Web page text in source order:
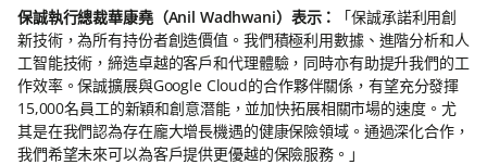
保誠執行總裁華康堯（Anil Wadhwani）表示：
「保誠承諾利用創
新技術，為所有持份者創造價值。我們積極利用數據、進階分析和人
工智能技術，締造卓越的客戶和代理體驗，同時亦有助提升我們的工
作效率。保誠擴展與Google Cloud的合作夥伴關係，有望充分發揮
15,000名員工的新穎和創意潛能，並加快拓展相關市場的速度。尤
其是在我們認為存在龐大增長機遇的健康保險領域。通過深化合作，
我們希望未來可以為客戶提供更優越的保險服務。」